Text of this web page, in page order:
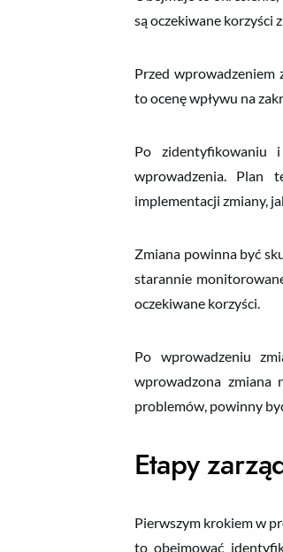
są oczekiwane korzyści
Przed wprowadzeniem
to ocenę wpływu na
Po zidentyfikowaniu
wprowadzenia. Plan
implementacji zmiany,
Zmiana powinna być
starannie
oczekiwane korzyści.
Po wprowadzeniu
wprowadzona zmiana
problemów, powinny
Etapy
Pierwszym krokiem w
to obejmować